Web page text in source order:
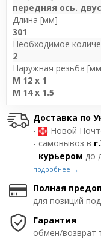
передняя ось.
Длина [мм]
301
Необходимое
2
Наружная резьба
M 12 x 1
M 14 x 1.5
Доставка по
-
Новой
- самовывоз в
- курьером до
подробнее →
Полная
для позиций
Гарантия
обмен/возврат